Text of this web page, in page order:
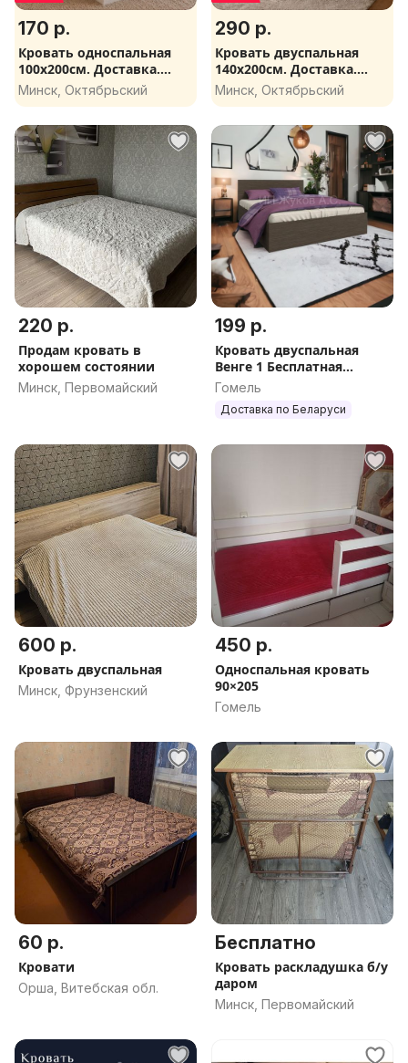
170 р.
Кровать односпальная
100х200см. Доставка.
Матрасы Вегас. 120х200,
100х200, 90х200, 80х200 в
Минск, Октябрьский
290 р.
Кровать двуспальная
140х200см. Доставка.
Матрасы Вегас. 120х200,
140х200, 160х200, 180х200
Минск, Октябрьский
220 р.
Продам кровать в
хорошем состоянии
Минск, Первомайский
199 р.
Кровать двуспальная
Венге 1 Бесплатная
доставка по РБ
Гомель
Доставка по Беларуси
600 р.
Кровать двуспальная
Минск, Фрунзенский
450 р.
Односпальная кровать
90×205
Гомель
60 р.
Кровати
Орша, Витебская обл.
Бесплатно
Кровать раскладушка б/у
даром
Минск, Первомайский